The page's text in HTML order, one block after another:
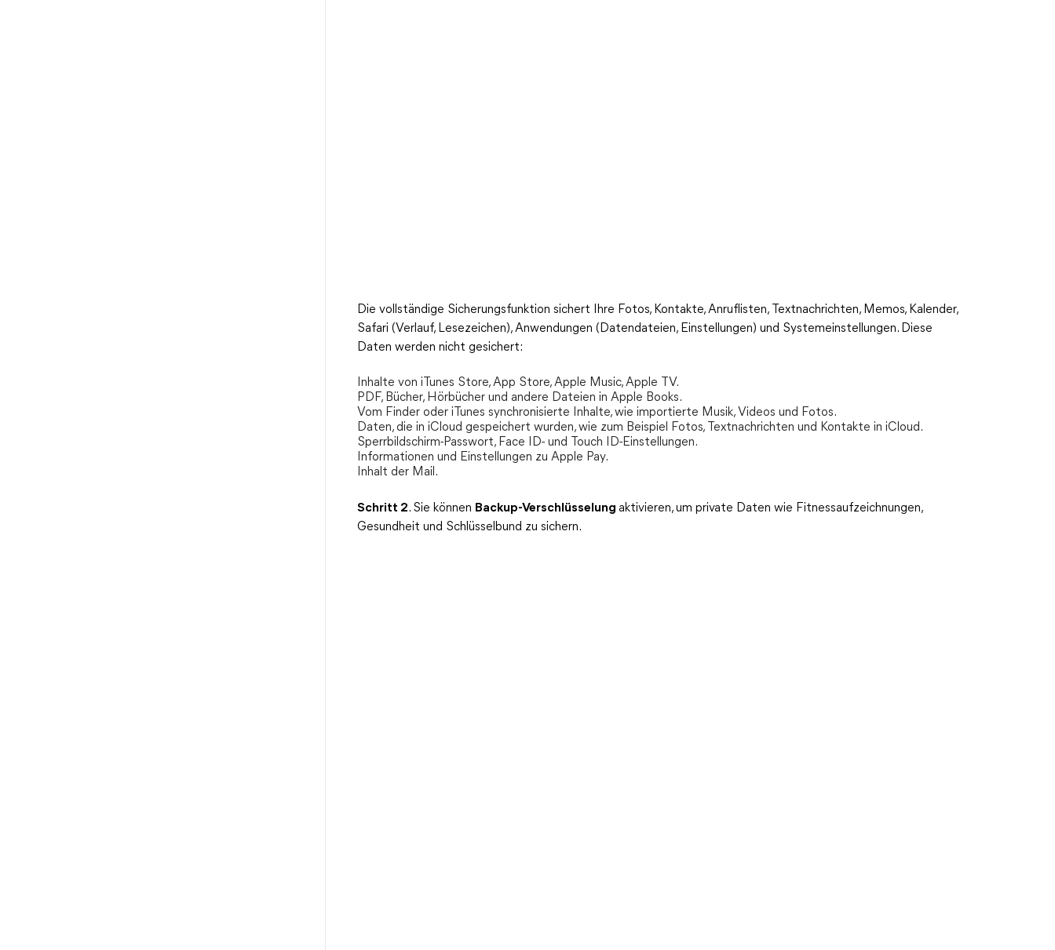
Die vollständige Sicherungsfunktion sichert Ihre Fotos, Kontakte, Anruflisten, Textnachrichten, Memos, Kalender,
Safari (Verlauf, Lesezeichen), Anwendungen (Datendateien, Einstellungen) und Systemeinstellungen. Diese
Daten werden nicht gesichert:
Inhalte von iTunes Store, App Store, Apple Music, Apple TV.
PDF, Bücher, Hörbücher und andere Dateien in Apple Books.
Vom Finder oder iTunes synchronisierte Inhalte, wie importierte Musik, Videos und Fotos.
Daten, die in iCloud gespeichert wurden, wie zum Beispiel Fotos, Textnachrichten und Kontakte in iCloud.
Sperrbildschirm-Passwort, Face ID- und Touch ID-Einstellungen.
Informationen und Einstellungen zu Apple Pay.
Inhalt der Mail.
Schritt 2. Sie können Backup-Verschlüsselung aktivieren, um private Daten wie Fitnessaufzeichnungen,
Gesundheit und Schlüsselbund zu sichern.